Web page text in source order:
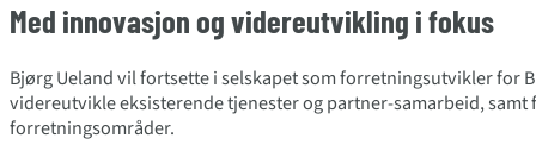
Med innovasjon og videreutvikling i fokus
Bjørg Ueland vil fortsette i selskapet som forretningsutvikler for
videreutvikle eksisterende tjenester og partner-samarbeid,
forretningsområder.